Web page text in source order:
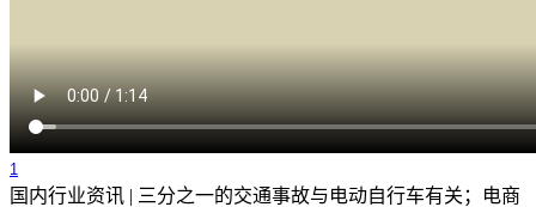
1
国内行业资讯 | 三分之一的交通事故与电动自行车有关；电商